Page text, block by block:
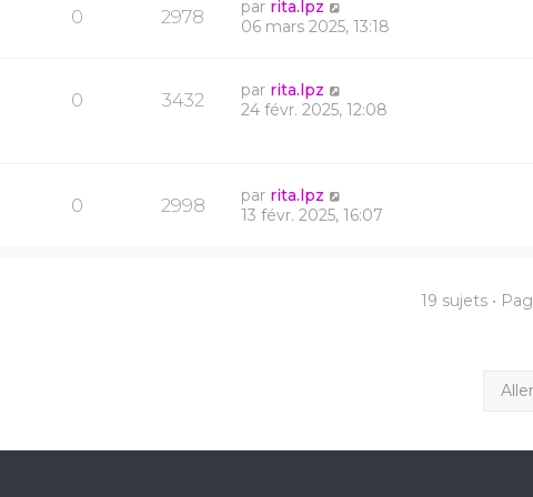
0 2978 par rita.lpz
06 mars 2025, 13:18
0 3432 par rita.lpz
24 févr. 2025, 12:08
0 2998 par rita.lpz
13 févr. 2025, 16:07
19 sujets •
Aller